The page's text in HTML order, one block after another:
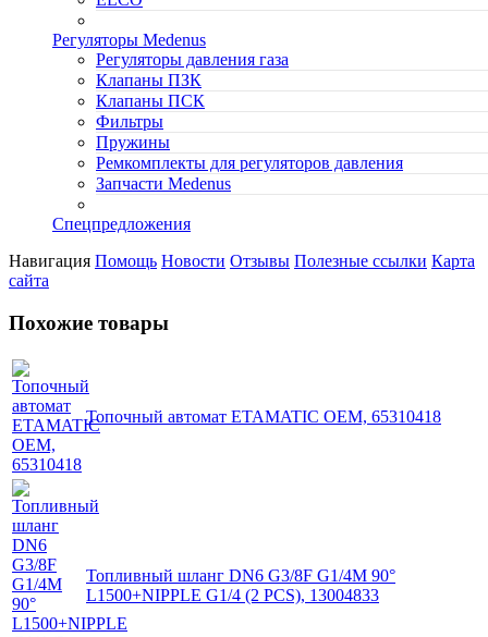
Регуляторы Medenus
Регуляторы давления газа
Клапаны ПЗК
Клапаны ПСК
Фильтры
Пружины
Ремкомплекты для регуляторов давления
Запчасти Medenus
Спецпредложения
Навигация Помощь Новости Отзывы Полезные ссылки Карта
сайта
Похожие товары
Топочный автомат ETAMATIC OEM, 65310418
Топливный шланг DN6 G3/8F G1/4M 90°
L1500+NIPPLE G1/4 (2 PCS), 13004833